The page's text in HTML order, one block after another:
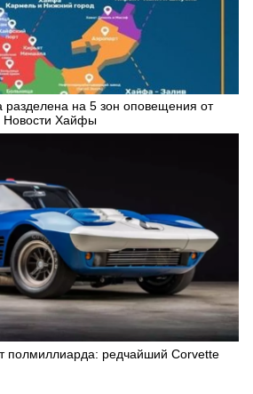
на 5 зон оповещения от
Новости Хайфы
полмиллиарда: редчайший Corvette